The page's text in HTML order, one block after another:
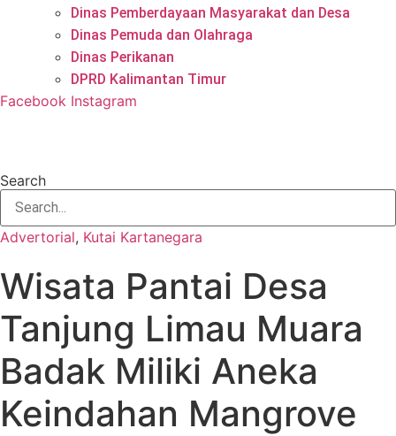
Dinas Pemberdayaan Masyarakat dan Desa
Dinas Pemuda dan Olahraga
Dinas Perikanan
DPRD Kalimantan Timur
Facebook Instagram
Search
Advertorial, Kutai Kartanegara
Wisata Pantai Desa
Tanjung Limau Muara
Badak Miliki Aneka
Keindahan Mangrove